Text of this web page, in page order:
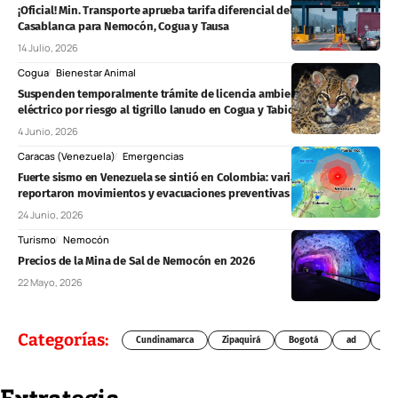
¡Oficial! Min. Transporte aprueba tarifa diferencial del 50% en el peaje
Casablanca para Nemocón, Cogua y Tausa
14 Julio, 2026
Cogua Bienestar Animal
Suspenden temporalmente trámite de licencia ambiental de proyecto
eléctrico por riesgo al tigrillo lanudo en Cogua y Tabio
4 Junio, 2026
Caracas (Venezuela) Emergencias
Fuerte sismo en Venezuela se sintió en Colombia: varias regiones
reportaron movimientos y evacuaciones preventivas
24 Junio, 2026
Turismo Nemocón
Precios de la Mina de Sal de Nemocón en 2026
22 Mayo, 2026
Categorías: Cundinamarca Zipaquirá Bogotá ad